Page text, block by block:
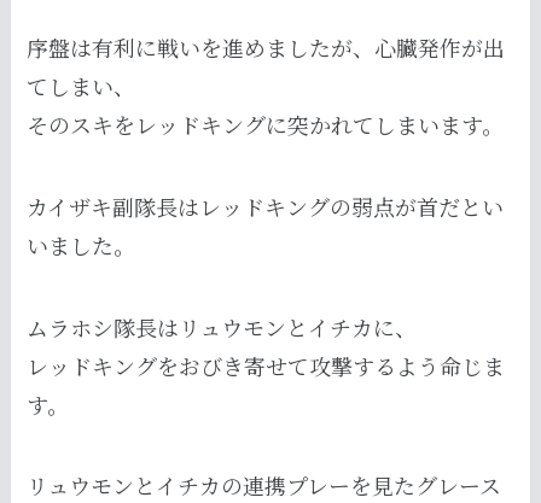
序盤は有利に戦いを進めましたが、心臓発作が出
てしまい、
そのスキをレッドキングに突かれてしまいます。
カイザキ副隊長はレッドキングの弱点が首だとい
いました。
ムラホシ隊長はリュウモンとイチカに、
レッドキングをおびき寄せて攻撃するよう命じま
す。
リュウモンとイチカの連携プレーを見たグレース